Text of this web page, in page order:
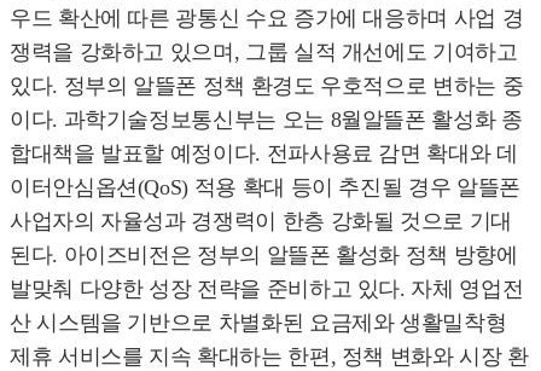
우드 확산에 따른 광통신 수요 증가에 대응하며 사업 경
쟁력을 강화하고 있으며, 그룹 실적 개선에도 기여하고
있다. 정부의 알뜰폰 정책 환경도 우호적으로 변하는 중
이다. 과학기술정보통신부는 오는 8월알뜰폰 활성화 종
합대책을 발표할 예정이다. 전파사용료 감면 확대와 데
이터안심옵션(QoS) 적용 확대 등이 추진될 경우 알뜰폰
사업자의 자율성과 경쟁력이 한층 강화될 것으로 기대
된다. 아이즈비전은 정부의 알뜰폰 활성화 정책 방향에
발맞춰 다양한 성장 전략을 준비하고 있다. 자체 영업전
산 시스템을 기반으로 차별화된 요금제와 생활밀착형
제휴 서비스를 지속 확대하는 한편, 정책 변화와 시장 환